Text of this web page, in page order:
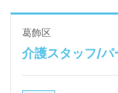
葛飾区
介護スタッフ/パ